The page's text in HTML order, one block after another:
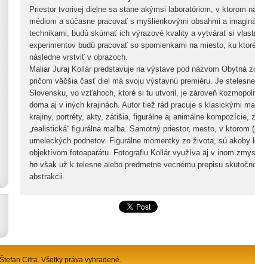
Priestor tvorivej dielne sa stane akýmsi laboratóriom, v ktorom
médiom a súčasne pracovať s myšlienkovými obsahmi a
technikami, budú skúmať ich výrazové kvality a vytvárať si
experimentov budú pracovať so spomienkami na miesto, ku
následne vrstviť v obrazoch.
Maliar Juraj Kollár predstavuje na výstave pod názvom Obytná
pričom väčšia časť diel má svoju výstavnú premiéru. Je
Slovensku, vo vzťahoch, ktoré si tu utvoril, je zároveň
doma aj v iných krajinách. Autor tiež rád pracuje s klasickými
krajiny, portréty, akty, zátišia, figurálne aj animálne
„realistická“ figurálna maľba. Samotný priestor, mesto, v
umeleckých podnetov. Figurálne momentky zo života, sú akoby
objektívom fotoaparátu. Fotografiu Kollár využíva aj v inom
ho však už k telesne alebo predmetne vecnému prepisu
abstrakcii.
Cifra. Všetky práva vyhradené.